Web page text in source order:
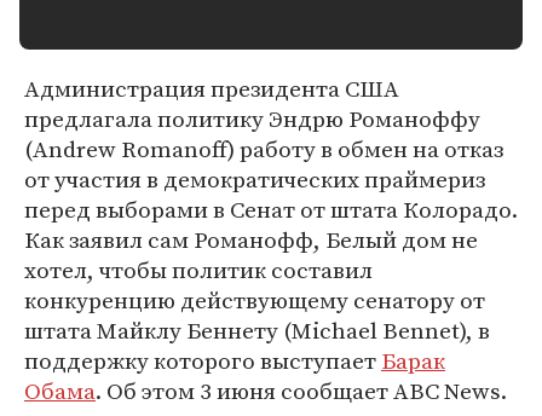
Администрация президента США
предлагала политику Эндрю Романоффу
(Andrew Romanoff) работу в обмен на отказ
от участия в демократических праймериз
перед выборами в Сенат от штата Колорадо.
Как заявил сам Романофф, Белый дом не
хотел, чтобы политик составил
конкуренцию действующему сенатору от
штата Майклу Беннету (Michael Bennet), в
поддержку которого выступаетБарак
Обама. Об этом 3 июня сообщает ABC News.